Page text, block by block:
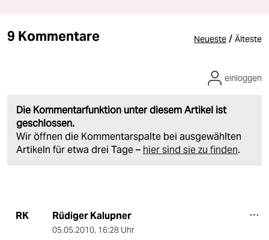
9 Kommentare Neueste / Älteste
Die Kommentarfunktion unter diesem Artikel ist
geschlossen.
Wir öffnen die Kommentarspalte bei ausgewählten
Artikeln für etwa drei Tage – hier sind sie zu finden.
einloggen
RK Rüdiger Kalupner
05.05.2010, 16:28 Uhr